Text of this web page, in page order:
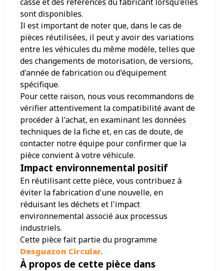
sont disponibles.
Il est important de noter que, dans le cas de
pièces réutilisées, il peut y avoir des variations
entre les véhicules du même modèle, telles que
des changements de motorisation, de versions,
d'année de fabrication ou d'équipement
spécifique.
Pour cette raison, nous vous recommandons de
vérifier attentivement la compatibilité avant de
procéder à l'achat, en examinant les données
techniques de la fiche et, en cas de doute, de
contacter notre équipe pour confirmer que la
pièce convient à votre véhicule.
Impact environnemental positif
En réutilisant cette pièce, vous contribuez à
éviter la fabrication d'une nouvelle, en
réduisant les déchets et l'impact
environnemental associé aux processus
industriels.
Cette pièce fait partie du programme
Desguazon Circular.
À propos de cette pièce dans